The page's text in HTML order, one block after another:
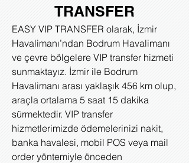
TRANSFER
EASY VIP TRANSFER olarak, İzmir
Havalimanı’ndan Bodrum Havalimanı
ve çevre bölgelere VIP transfer hizmeti
sunmaktayız. İzmir ile Bodrum
Havalimanı arası yaklaşık 456 km olup,
araçla ortalama 5 saat 15 dakika
sürmektedir. VIP transfer
hizmetlerimizde ödemelerinizi nakit,
banka havalesi, mobil POS veya mail
order yöntemiyle önceden